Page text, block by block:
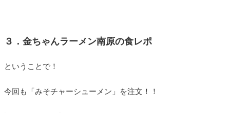
３．金ちゃんラーメン南原の食レポ
ということで！
今回も「みそチャーシューメン」を注文！！